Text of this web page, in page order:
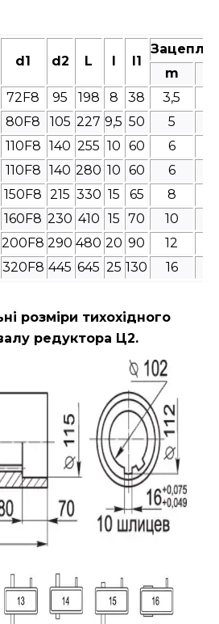
d1 d2 L l1
m
72F8 95 198 8 38 3,5
80F8 105 227 9,5 50 5
110F8 140 255 10 60 6
110F8 140 280 10 60 6
150F8 215 330 15 65 8
160F8 230 410 15 70 10
200F8 290 480 20 90 12
320F8 445 645 25 130 16
розміри тихохідного
редуктора Ц2.